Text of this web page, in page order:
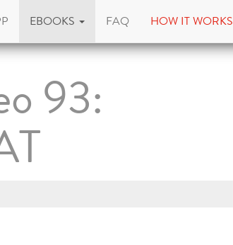
EBOOKS FAQ HOW IT WORKS
93: